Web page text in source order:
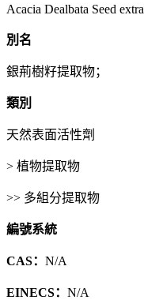
Acacia Dealbata Seed
別名
銀荊樹籽提取物；
類別
天然表面活性劑
> 植物提取物
>> 多組分提取物
編號系統
CAS： N/A
EINECS： N/A